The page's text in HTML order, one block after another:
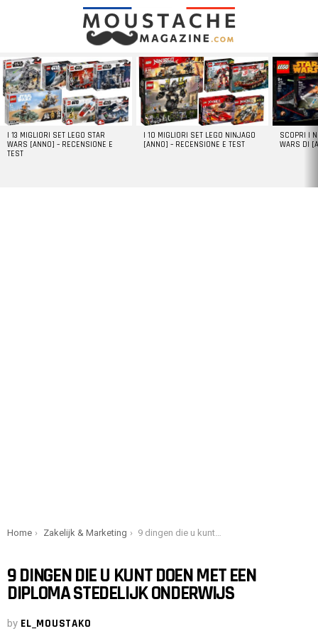
LATEST
STORIES
I 13 MIGLIORI SET LEGO STAR
WARS [ANNO] – RECENSIONE E
TEST
I 10 MIGLIORI SET LEGO NINJAGO
[ANNO] – RECENSIONE E TEST
SCOPRI I
WARS DI
You are here:
Home Zakelijk & Marketing 9 dingen die u kunt doen met een diploma stedelijk onderwijs
9 DINGEN DIE U KUNT DOEN MET EEN
DIPLOMA STEDELIJK ONDERWIJS
by EL_MOUSTAKO